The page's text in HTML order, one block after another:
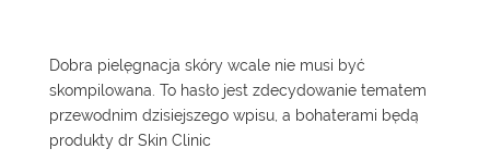
Dobra pielęgnacja skóry wcale nie musi być
skompilowana. To hasło jest zdecydowanie tematem
przewodnim dzisiejszego wpisu, a bohaterami będą
produkty dr Skin Clinic